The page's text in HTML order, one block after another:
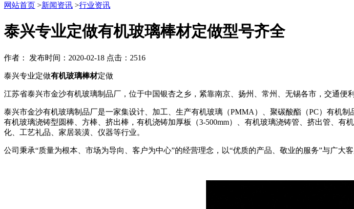
网站首页 >新闻资讯 >行业资讯
泰兴专业定做有机玻璃棒材定做型号齐全
作者： 发布时间：2020-02-18 点击：2516
泰兴专业定做有机玻璃棒材定做
江苏省泰兴市金沙有机玻璃制品厂，位于中国银杏之乡，紧靠南京、扬州、常州、无锡各市，交通便
泰兴市金沙有机玻璃制品厂是一家集设计、加工、生产有机玻璃（PMMA）、聚碳酸酯（PC）有机
有机玻璃浇铸型圆棒、方棒、挤出棒，有机浇铸加厚板（3-500mm）、有机玻璃浇铸管、挤出管、
化、工艺礼品、家居装潢、仪器等行业。
公司秉承“质量为根本、市场为导向、客户为中心”的经营理念，以“优质的产品、敬业的服务”与广大